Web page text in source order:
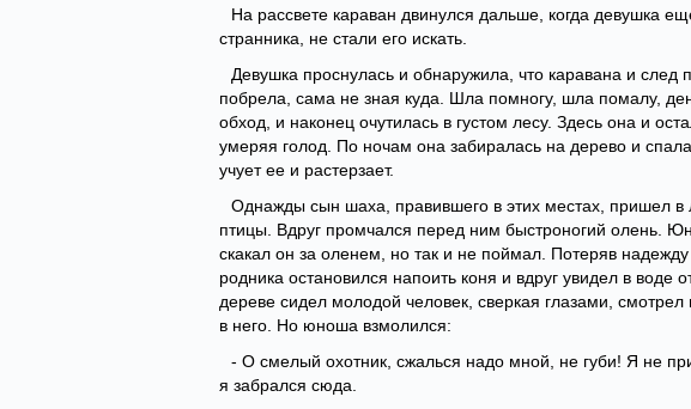
На рассвете караван двинулся дальше, когда девушка
странника, не стали его искать.
Девушка проснулась и обнаружила, что каравана и
побрела, сама не зная куда. Шла помногу, шла помалу,
обход, и наконец очутилась в густом лесу. Здесь она и
умеряя голод. По ночам она забиралась на дерево и
учует ее и растерзает.
Однажды сын шаха, правившего в этих местах, пришел в
птицы. Вдруг промчался перед ним быстроногий олень.
скакал он за оленем, но так и не поймал. Потеряв
родника остановился напоить коня и вдруг увидел в
дереве сидел молодой человек, сверкая глазами,
в него. Но юноша взмолился:
- О смелый охотник, сжалься надо мной, не губи! Я не
я забрался сюда.